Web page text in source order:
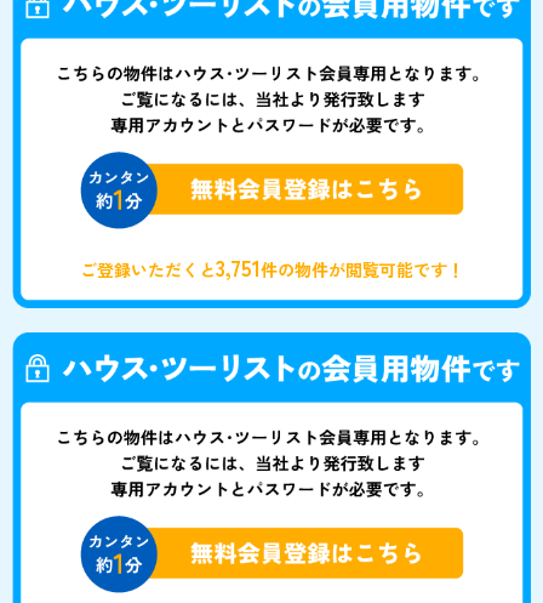
ご登録いただくと3,751件の物件が閲覧可能です！